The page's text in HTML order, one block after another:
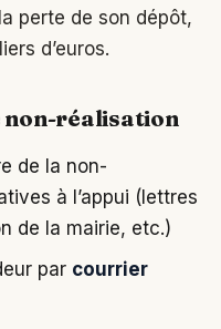
perte de son dépôt,
d’euros.
non-réalisation
de la non-
à l’appui (lettres
de la mairie, etc.)
par courrier